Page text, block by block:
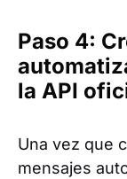
Paso 4:
la API
Una vez que
mensajes